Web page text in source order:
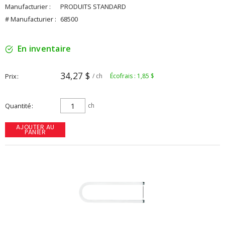
Manufacturier :
PRODUITS STANDARD
# Manufacturier : 68500
En inventaire
Prix 34,27 $ / ch Écofrais : 1,85 $
Quantité ch
AJOUTER AU
PANIER